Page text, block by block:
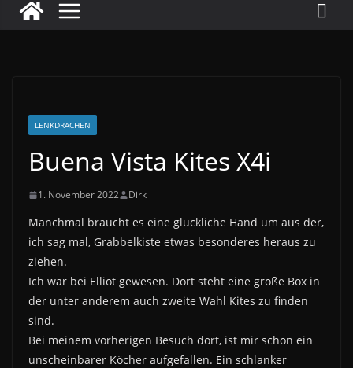
LENKDRACHEN
Buena Vista Kites X4i
1. November 2022 Dirk
Manchmal braucht es eine glückliche Hand um aus der,
ich sag mal, Grabbelkiste etwas besonderes heraus zu
ziehen.
Ich war bei Elliot gewesen. Dort steht eine große Box in
der unter anderem auch zweite Wahl Kites zu finden
sind.
Bei meinem vorherigen Besuch dort, ist mir schon ein
unscheinbarer Köcher aufgefallen. Ein schlanker